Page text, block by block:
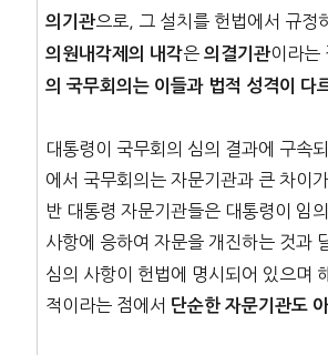
의기관으로, 그 설치를 헌법에서 규정
의원내각제의 내각은 의결기관이라는
의 국무회의는 이들과 법적 성격이 다
대통령이 국무회의 심의 결과에 구속
에서 국무회의는 자문기관과 큰 차이
반 대통령 자문기관들은 대통령이 임
사항에 응하여 자문을 개진하는 것과
심의 사항이 헌법에 명시되어 있으며
적이라는 점에서 단순한 자문기관도